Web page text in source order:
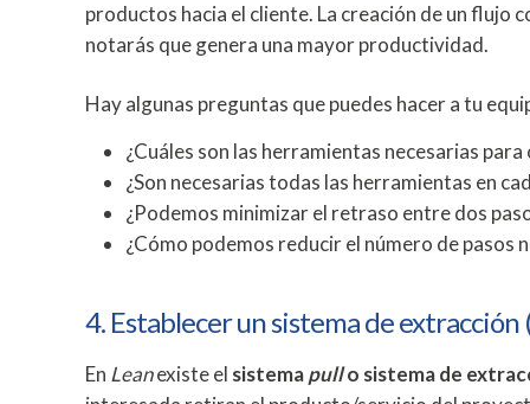
productos hacia el cliente. La creación de un flujo
notarás que genera una mayor productividad.
Hay algunas preguntas que puedes hacer a tu
¿Cuáles son las herramientas necesarias
¿Son necesarias todas las herramientas en
¿Podemos minimizar el retraso entre dos
¿Cómo podemos reducir el número de pasos
4. Establecer un sistema de extracción
En Leanexiste el sistemapullo sistema de